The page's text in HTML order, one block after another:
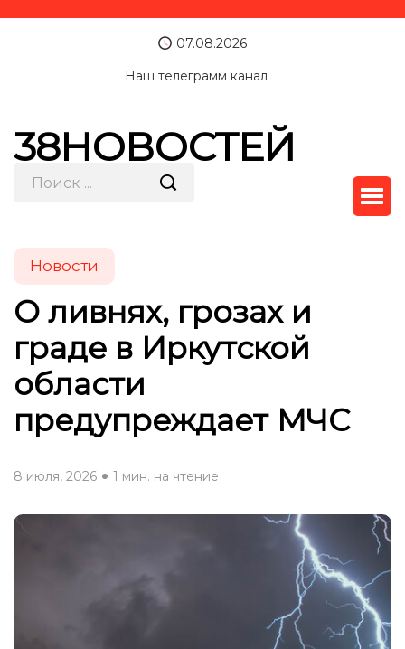
07.08.2026
Наш телеграмм канал
38НОВОСТЕЙ
Новости
О ливнях, грозах и
граде в Иркутской
области
предупреждает МЧС
8 июля, 2026 1 мин. на чтение